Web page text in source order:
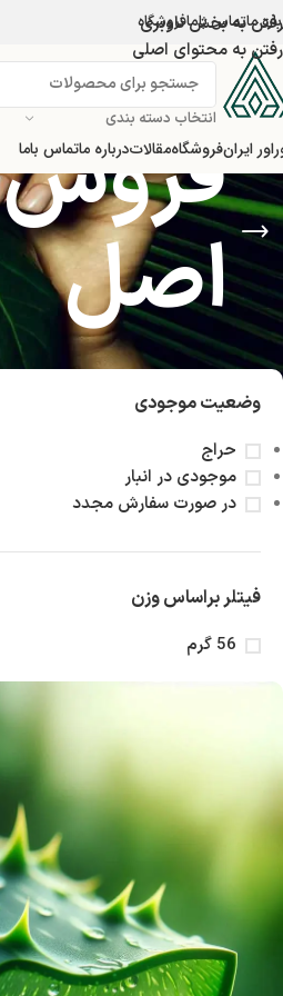
رفتن به بخش ناوبری
رفتن به محتوای اصلی
ماتماس بامافروشگاه
انتخاب دسته بندی
ایرانفروشگاهمقالاتدرباره ماتماس بامافروش
اصل
وضعیت موجودی
حراج
موجودی در انبار
در صورت سفارش مجدد
فیتلر براساس وزن
56 گرم